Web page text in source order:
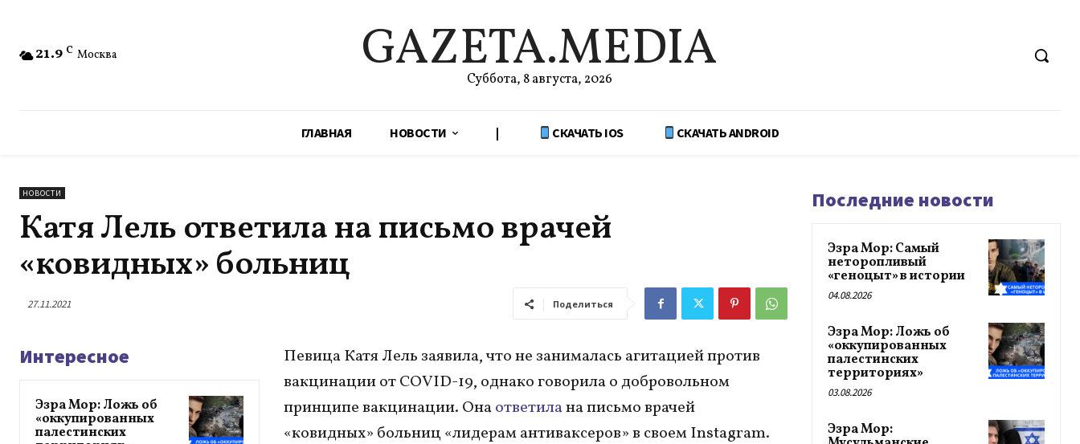
21.9 C Москва GAZETA.MEDIA
Суббота, 8 августа, 2026
ГЛАВНАЯ НОВОСТИ | СКАЧАТЬ IOS СКАЧАТЬ ANDROID
НОВОСТИ
Катя Лель ответила на письмо врачей
«ковидных» больниц
27.11.2021 Поделиться
Интересное
Эзра Мор: Ложь об
«оккупированных
палестинских
Певица Катя Лель заявила, что не занималась агитацией против
вакцинации от COVID-19, однако говорила о добровольном
принципе вакцинации. Онаответилана письмо врачей
«ковидных» больниц «лидерам антиваксеров» в своем Instagram.
Последние новости
Эзра Мор: Самый
неторопливый
«геноцыт» в истории
04.08.2026
Эзра Мор: Ложь об
«оккупированных
палестинских
территориях»
03.08.2026
Эзра Мор: